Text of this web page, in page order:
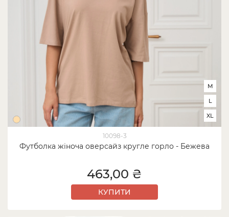
10098-3
Футболка жіноча оверсайз кругле горло - Бежева
M
L
XL
463,00 ₴
КУПИТИ